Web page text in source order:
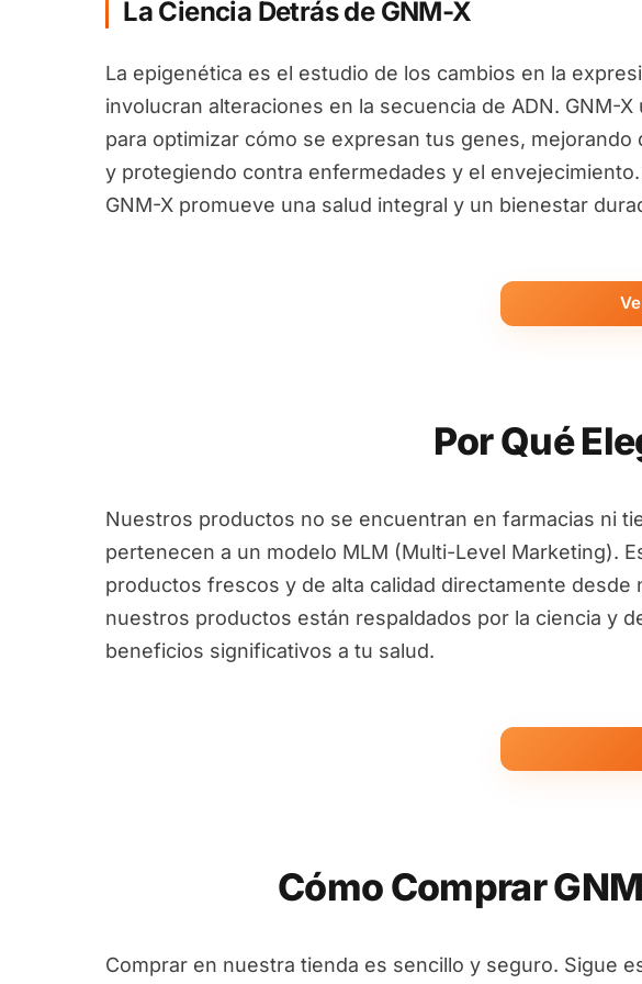
La Ciencia Detrás de GNM-X
La epigenética es el estudio de los cambios en la
involucran alteraciones en la secuencia de ADN. GNM-
para optimizar cómo se expresan tus genes,
y protegiendo contra enfermedades y el
GNM-X promueve una salud integral y un bienestar
Por Qué
Nuestros productos no se encuentran en farmacias ni
pertenecen a un modelo MLM (Multi-Level Marketing).
productos frescos y de alta calidad directamente desde
nuestros productos están respaldados por la ciencia y
beneficios significativos a tu salud.
Cómo Comprar
Comprar en nuestra tienda es sencillo y seguro. Sigue